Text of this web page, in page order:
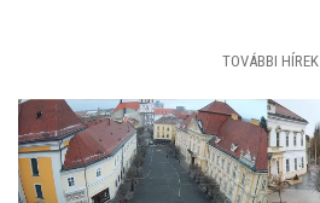
TOVÁBBI HÍREK